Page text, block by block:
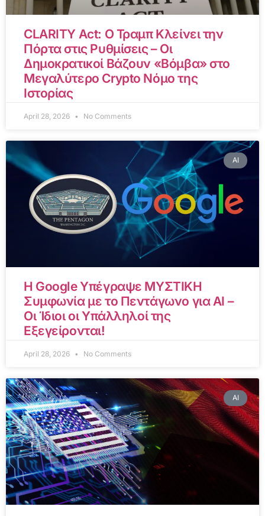
CLARITY Act: Ο Τραμπ Κλείνει την
Πόρτα στις Ρυθμίσεις – Οι
Δημοκρατικοί Βάζουν «Βόμβα» στο
Μεγαλύτερο Crypto Νόμο της
Ιστορίας
April 28, 2026 No Comments
AI
Η Google Υπέγραψε ΜΥΣΤΙΚΗ
Συμφωνία με το Πεντάγωνο για AI –
Οι Ίδιοι οι Υπάλληλοί της
Εξεγείρονται!
April 28, 2026 No Comments
AI